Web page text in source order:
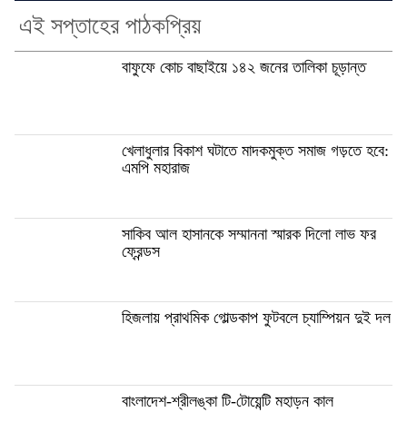
এই সপ্তাহের পাঠকপ্রিয়
বাফুফে কোচ বাছাইয়ে ১৪২ জনের তালিকা চূড়ান্ত
খেলাধুলার বিকাশ ঘটাতে মাদকমুক্ত সমাজ গড়তে হবে:
এমপি মহারাজ
সাকিব আল হাসানকে সম্মাননা স্মারক দিলো লাভ ফর
ফ্রেন্ডস
হিজলায় প্রাথমিক গোল্ডকাপ ফুটবলে চ্যাম্পিয়ন দুই দল
বাংলাদেশ-শ্রীলঙ্কা টি-টোয়েন্টি মহাড়ন কাল